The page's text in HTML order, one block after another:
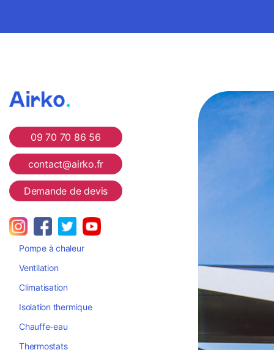
Airko09 70 70 86 56
contact@airko.fr
Demande de devis
Pompe à chaleur
Ventilation
Climatisation
Isolation thermique
Chauffe-eau
Thermostats